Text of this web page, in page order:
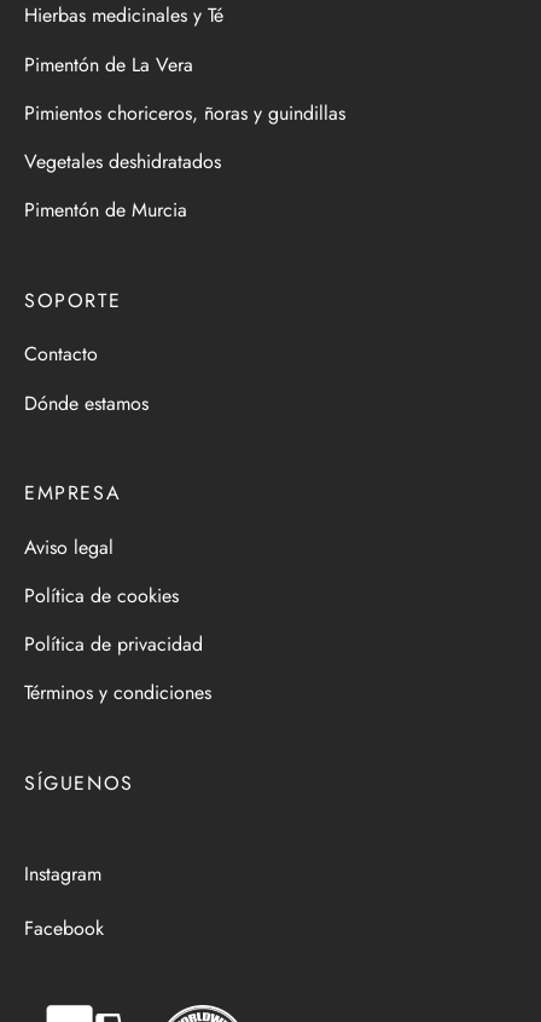
Hierbas medicinales y Té
Pimentón de La Vera
Pimientos choriceros, ñoras y guindillas
Vegetales deshidratados
Pimentón de Murcia
SOPORTE
Contacto
Dónde estamos
EMPRESA
Aviso legal
Política de cookies
Política de privacidad
Términos y condiciones
SÍGUENOS
Instagram
Facebook